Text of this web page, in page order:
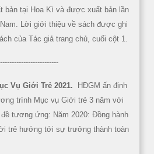
bản tại Hoa Kì và được xuất bản lần
Lời giới thiệu về sách được ghi
của Tác giả trang chủ, cuối cột 1.
Vụ Giới Trẻ 2021.
HĐGM ấn định
trình Mục vụ Giới trẻ 3 năm với
tương ứng: Năm 2020: Đồng hành
trẻ hướng tới sự trưởng thành toàn